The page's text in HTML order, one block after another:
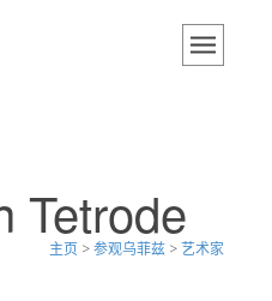
Tetrode
主页 >参观乌菲兹 >艺术家